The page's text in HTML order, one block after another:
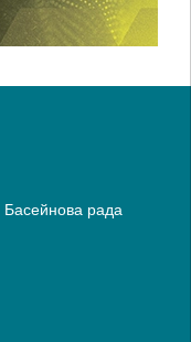
Басейнова рада